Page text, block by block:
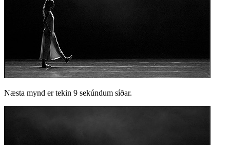
Næsta mynd er tekin 9 sekúndum síðar.